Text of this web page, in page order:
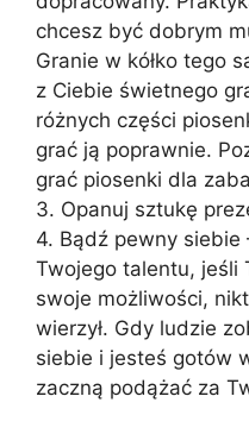
chcesz być dobrym
Granie w kółko tego
z Ciebie świetnego
różnych części
grać ją poprawnie.
grać piosenki dla
3. Opanuj sztukę
4. Bądź pewny siebie
Twojego talentu, jeśli
swoje możliwości,
wierzył. Gdy ludzie
siebie i jesteś gotów
zaczną podążać za